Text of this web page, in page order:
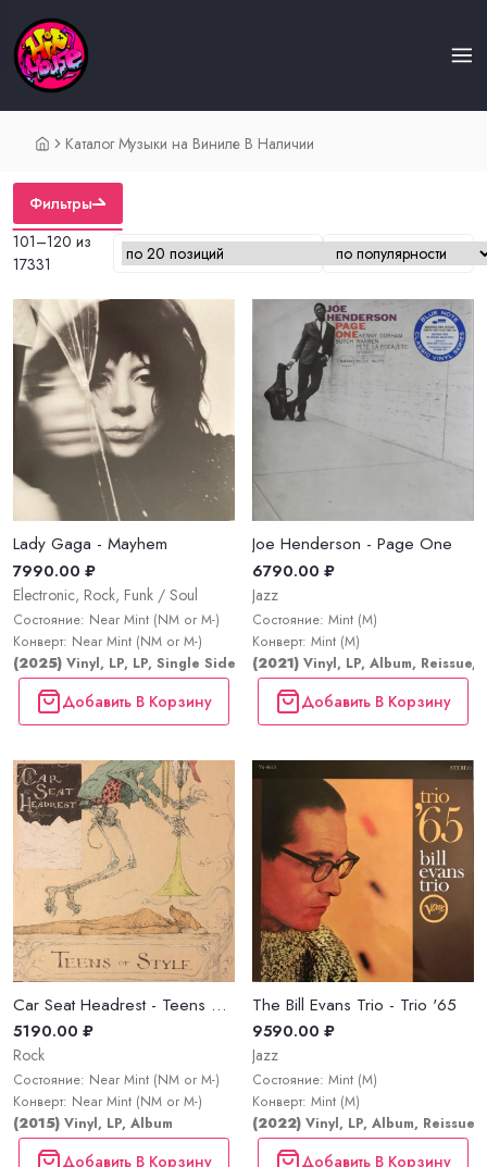
Каталог Музыки на Виниле В Наличии
Фильтры
101–120 из
17331
Lady Gaga - Mayhem
7990.00 ₽
Electronic, Rock, Funk / Soul
Состояние: Near Mint (NM or M-)
Конверт: Near Mint (NM or M-)
(2025) Vinyl, LP, LP, Single Sided, Etched, Album; All Media, LP,
Добавить В Корзину
Joe Henderson - Page One
6790.00 ₽
Jazz
Состояние: Mint (M)
Конверт: Mint (M)
(2021) Vinyl, LP, Album, Reissue,
Добавить В Корзину
Car Seat Headrest - Teens Of Style
5190.00 ₽
Rock
Состояние: Near Mint (NM or M-)
Конверт: Near Mint (NM or M-)
(2015) Vinyl, LP, Album
Добавить В Корзину
The Bill Evans Trio - Trio '65
9590.00 ₽
Jazz
Состояние: Mint (M)
Конверт: Mint (M)
(2022) Vinyl, LP, Album, Reissue,
Добавить В Корзину